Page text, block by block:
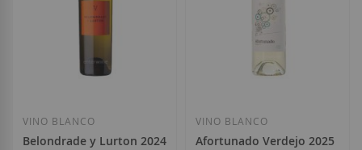
Añadir a la Lista de Deseos Añadir a la Lista
VINO BLANCO
Belondrade y Lurton 2024
VINO BLANCO
Afortunado Verdejo 2025